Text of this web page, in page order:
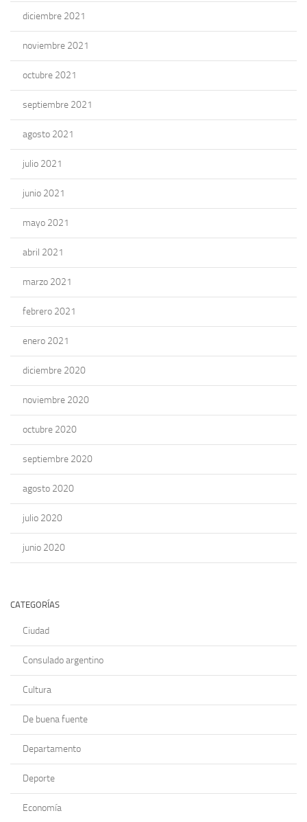
diciembre 2021
noviembre 2021
octubre 2021
septiembre 2021
agosto 2021
julio 2021
junio 2021
mayo 2021
abril 2021
marzo 2021
febrero 2021
enero 2021
diciembre 2020
noviembre 2020
octubre 2020
septiembre 2020
agosto 2020
julio 2020
junio 2020
CATEGORÍAS
Ciudad
Consulado argentino
Cultura
De buena fuente
Departamento
Deporte
Economía